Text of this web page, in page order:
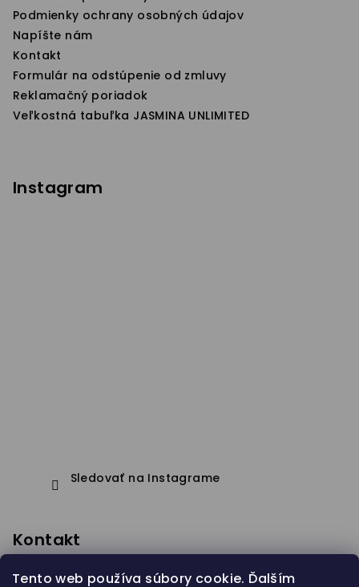
Tento web používa súbory cookie. Ďalším
Podmienky ochrany osobných údajov
Napíšte nám
Kontakt
Formulár na odstúpenie od zmluvy
Reklamačný poriadok
Veľkostná tabuľka JASMINA UNLIMITED
Instagram
Sledovať na Instagrame
Kontakt
eshop @janapistejova.com